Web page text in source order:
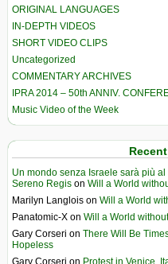
ORIGINAL LANGUAGES
IN-DEPTH VIDEOS
SHORT VIDEO CLIPS
Uncategorized
COMMENTARY ARCHIVES
IPRA 2014 – 50th ANNIV.
Music Video of the Week
Un mondo senza Israele sarà più
Sereno Regis on Will a World
Marilyn Langlois on Will a World
Panatomic-X on Will a World
Gary Corseri on There Will Be
Hopeless
Gary Corseri on Protest in Venice,